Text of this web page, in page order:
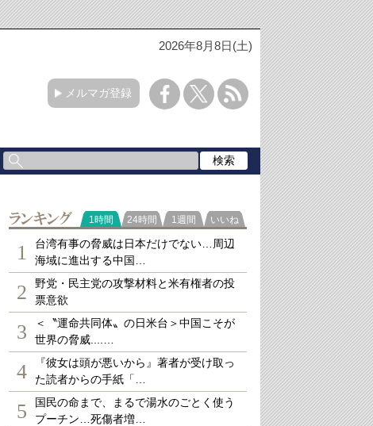
2026年8月8日(土)
メルマガ登録
ランキング
1時間 24時間 1週間 いいね
1
台湾有事の脅威は日本だけでない…周辺
海域に進出する中国…
2
野党・民主党の攻撃材料と米有権者の投
票意欲
3
＜〝運命共同体〟の日米台＞中国こそが
世界の脅威....…
4
『彼女は頭が悪いから』著者が受け取っ
た読者からの手紙「…
5
国民の命まで、まるで湯水のごとく使う
プーチン…死傷者増…